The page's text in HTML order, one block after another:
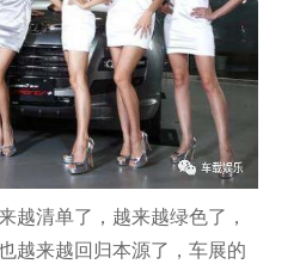
越清单了，越来越绿色了，
越来越回归本源了，车展的